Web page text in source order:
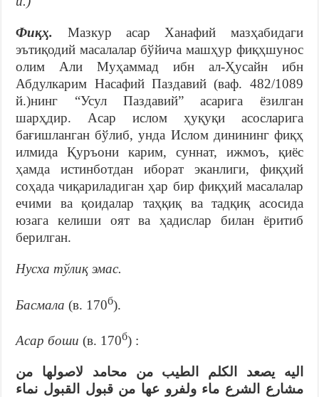
Фиқҳ. Мазкур асар Ханафий мазҳабидаги
эътиқодий масалалар бўйича машҳур фиқҳшунос
олим Али Муҳаммад ибн ал-Ҳусайн ибн
Абдулкарим Насафий Паздавий (ваф. 482/1089
й.)нинг “Усул Паздавий” асарига ёзилган
шарҳдир. Асар ислом ҳуқуқи асосларига
бағишланган бўлиб, унда Ислом динининг фиқҳ
илмида Қуръони карим, суннат, ижмоъ, қиёс
ҳамда истинботдан иборат эканлиги, фиқҳий
соҳада чиқариладиган ҳар бир фиқҳий масалалар
ечими ва қоидалар таҳқиқ ва тадқиқ асосида
юзага келиши оят ва ҳадислар билан ёритиб
берилган.
Нусха тўлиқ эмас.
Басмала(в. 170б).
Асар боши (в. 170б) :
اليه يصعد الكلم الطيب من محامد لاصولها من
مشارع الشرع ماء ولفرو عها من قبول القبول نماء